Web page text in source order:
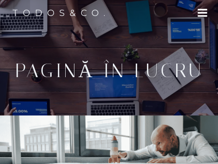
TODOS&CO.
PAGINĂ ÎN LUCRU